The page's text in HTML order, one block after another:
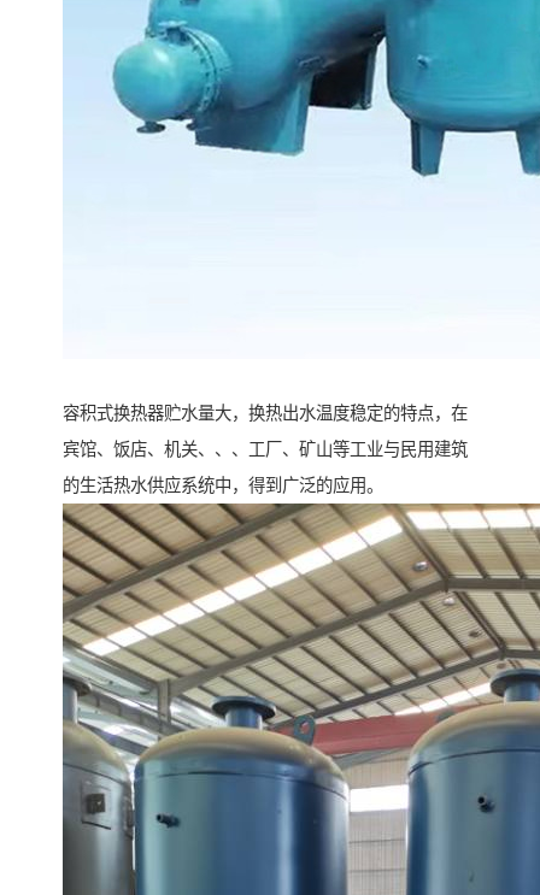
容积式换热器贮水量大，换热出水温度稳定的特点，在
宾馆、饭店、机关、、、工厂、矿山等工业与民用建筑
的生活热水供应系统中，得到广泛的应用。